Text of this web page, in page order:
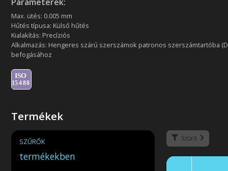
Max. ütés: 0.005 mm
Hűtés típusa: Külső hűtés
Kialakítás: Precíziós
Alkalmazás: Hengeres szárú szerszámok patronos szerszámtartóba
befogásához
Termékek
SZŰRŐK
termékekben
Szűrő